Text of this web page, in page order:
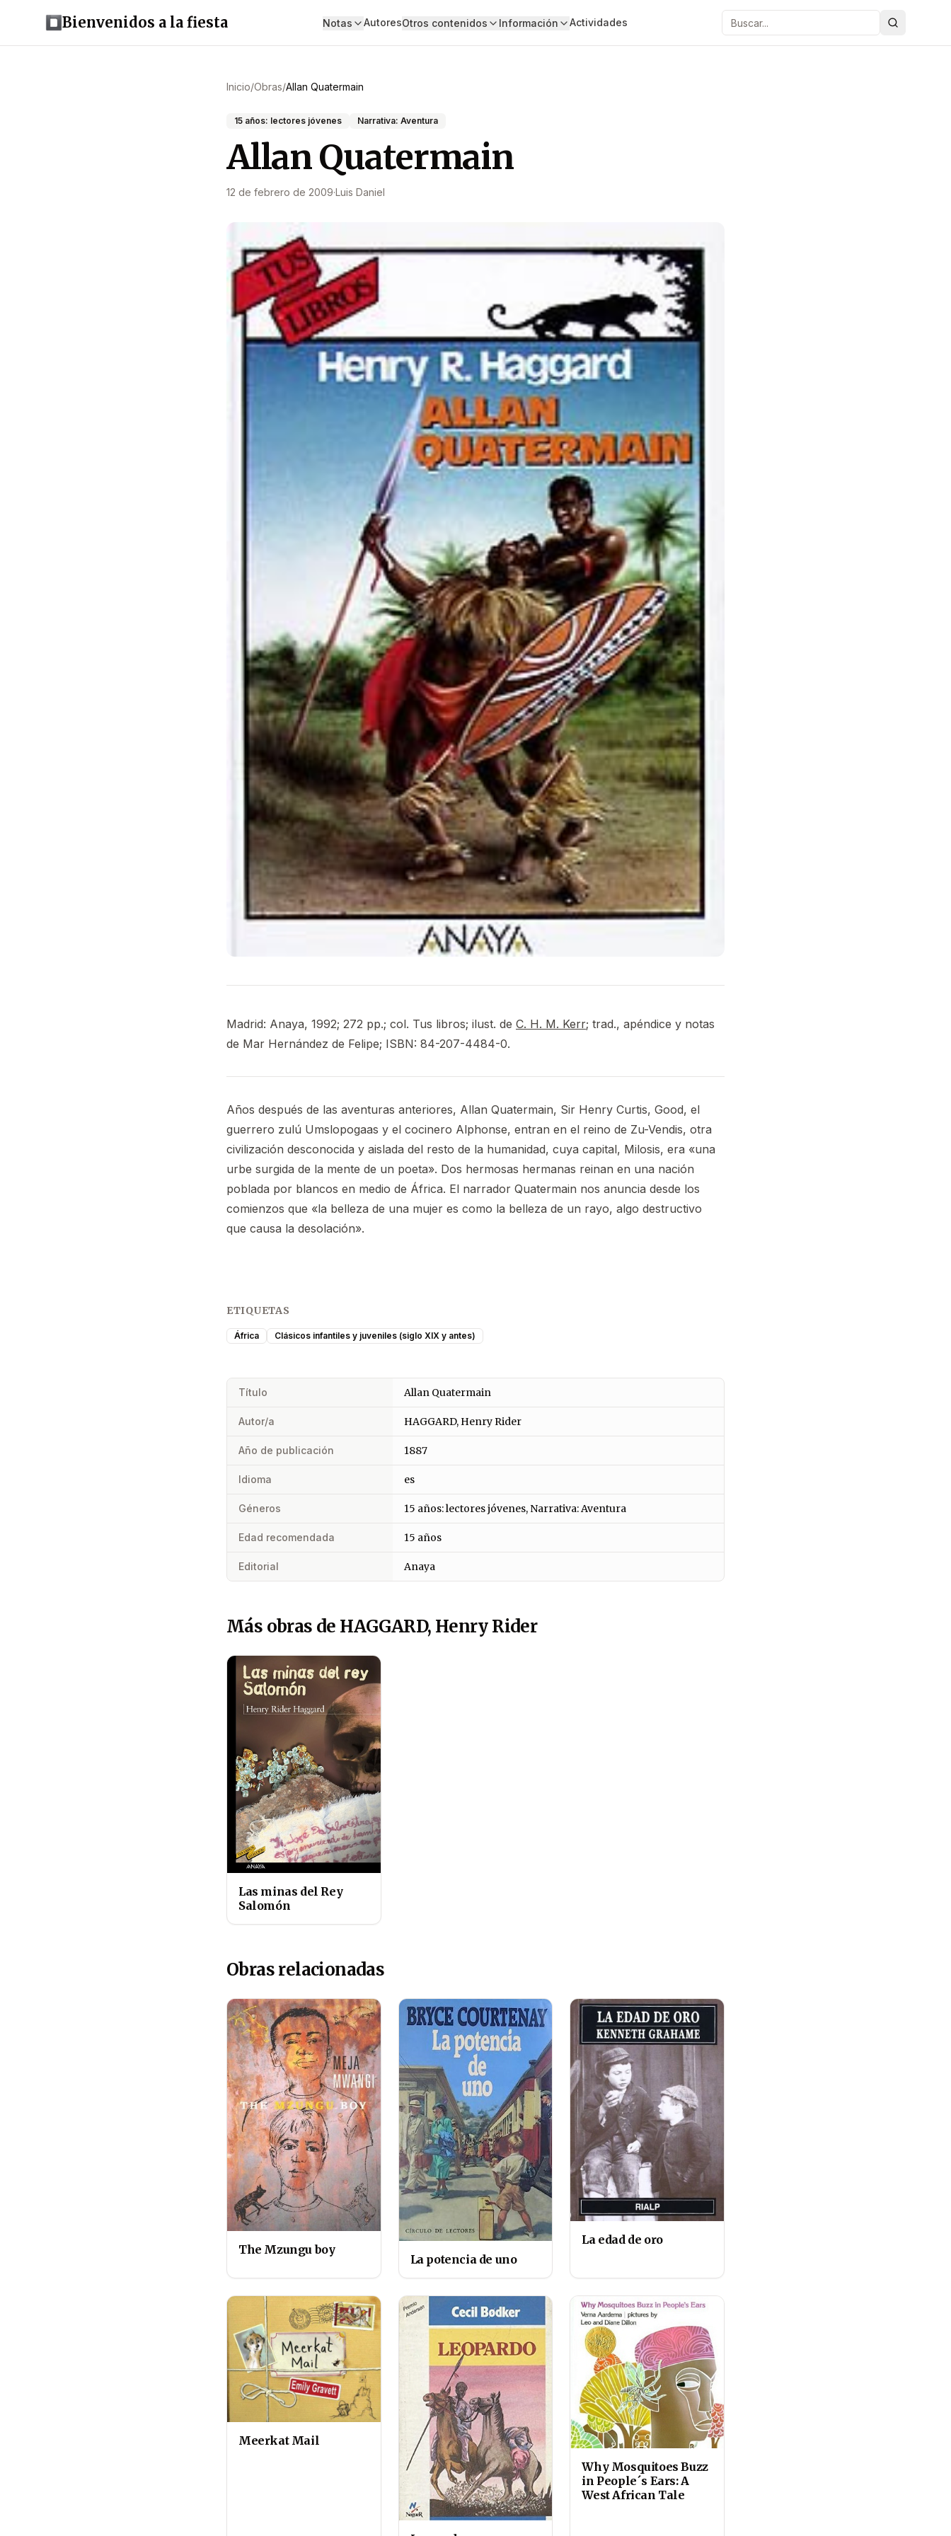
Bienvenidos a la fiesta Notas AutoresOtros contenidos Información Actividades Buscar
Inicio/Obras/Allan Quatermain
15 años: lectores jóvenes Narrativa: Aventura
Allan Quatermain
12 de febrero de 2009·Luis Daniel
Madrid: Anaya, 1992; 272 pp.; col. Tus libros; ilust. de C. H. M. Kerr; trad., apéndice y notas
de Mar Hernández de Felipe; ISBN: 84-207-4484-0.
Años después de las aventuras anteriores, Allan Quatermain, Sir Henry Curtis, Good, el
guerrero zulú Umslopogaas y el cocinero Alphonse, entran en el reino de Zu-Vendis, otra
civilización desconocida y aislada del resto de la humanidad, cuya capital, Milosis, era «una
urbe surgida de la mente de un poeta». Dos hermosas hermanas reinan en una nación
poblada por blancos en medio de África. El narrador Quatermain nos anuncia desde los
comienzos que «la belleza de una mujer es como la belleza de un rayo, algo destructivo
que causa la desolación».
ETIQUETAS
África Clásicos infantiles y juveniles (siglo XIX y antes)
Título Allan Quatermain
Autor/a HAGGARD, Henry Rider
Año de publicación 1887
Idioma es
Géneros 15 años: lectores jóvenes, Narrativa: Aventura
Edad recomendada 15 años
Editorial Anaya
Más obras de HAGGARD, Henry Rider
Las minas del Rey
Salomón
Obras relacionadas
The Mzungu boy
La potencia de uno
La edad de oro
Meerkat Mail
Why Mosquitoes Buzz
in People´s Ears: A
West African Tale